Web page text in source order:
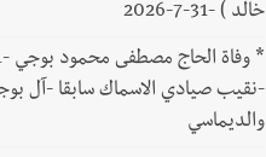
خالد ) -31-7-2026
*
-نقيب صيادي الاسماك سابقا -آل
والديماسي